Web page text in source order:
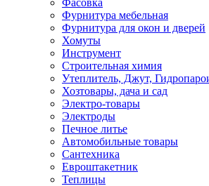
Фасовка
Фурнитура мебельная
Фурнитура для окон и дверей
Хомуты
Инструмент
Строительная химия
Утеплитель, Джут,
Хозтовары, дача и сад
Электро-товары
Электроды
Печное литье
Автомобильные товары
Сантехника
Евроштакетник
Теплицы